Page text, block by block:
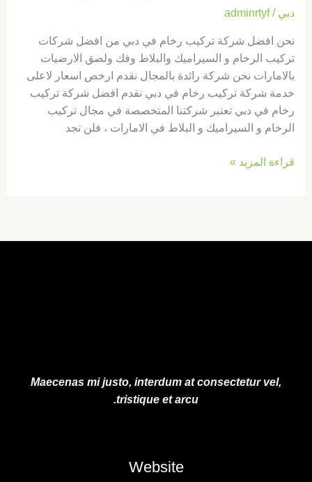
دبي /
adminrtyf
نحن افضل شركة تركيب رخام في دبي من افضل شركات
تركيب الرخام و السيراميك والبلاط وفك ولصق الارضيات
بالامارات نحن شركة رائدة بالمجال نقدم ارخص اسعار لاعلى
خدمة شركة تركيب رخام في دبي نقدم افضل شركة تركيب
رخام في دبي تعتبر شركتنا المتخصصة في مجال تركيب
الرخام و السيراميك و البلاط في الامارات ، فلن تجد
قراءة المزيد »
Maecenas mi justo, interdum at consectetur vel,
tristique et arcu.
Website